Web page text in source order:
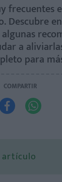
frecuentes
Descubre
a
para
COMPARTIR
 
artículo